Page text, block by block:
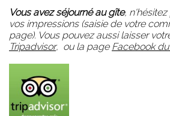
Booking
Access /
Contact
message
Transports en
commun
Vous avez séjourné au gîte,
vos impressions (saisie de votre
page). Vous pouvez aussi laisser
Tripadvisor, ou la page Facebook